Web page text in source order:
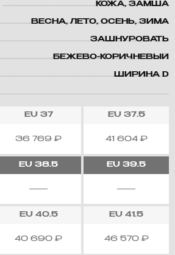
КОЖА, ЗАМША
ВЕСНА, ЛЕТО, ОСЕНЬ, ЗИМА
ЗАШНУРОВАТЬ
БЕЖЕВО-КОРИЧНЕВЫЙ
ШИРИНА D
EU37
36 769 ₽
EU37.5
41 604 ₽
EU 38.5 EU 39.5
EU40.5
40 690 ₽
EU 41.5
46 570 ₽